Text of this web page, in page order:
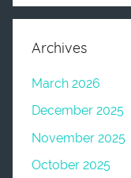
Archives
March 2026
December 2025
November 2025
October 2025